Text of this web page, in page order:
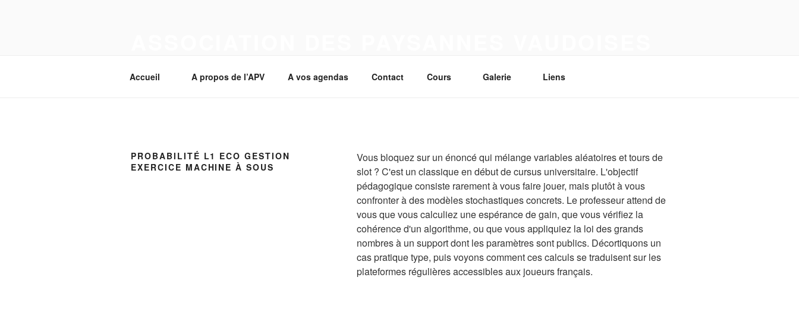
Accueil A propos de l’APV A vos agendas Contact Cours Galerie Liens
PROBABILITÉ L1 ECO GESTION
EXERCICE MACHINE À SOUS
Vous bloquez sur un énoncé qui mélange variables aléatoires et tours de
slot ? C'est un classique en début de cursus universitaire. L'objectif
pédagogique consiste rarement à vous faire jouer, mais plutôt à vous
confronter à des modèles stochastiques concrets. Le professeur attend de
vous que vous calculiez une espérance de gain, que vous vérifiez la
cohérence d'un algorithme, ou que vous appliquiez la loi des grands
nombres à un support dont les paramètres sont publics. Décortiquons un
cas pratique type, puis voyons comment ces calculs se traduisent sur les
plateformes régulières accessibles aux joueurs français.